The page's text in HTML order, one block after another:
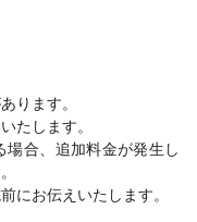
ります。
たします。
場合、追加料金が発生し
にお伝えいたします。